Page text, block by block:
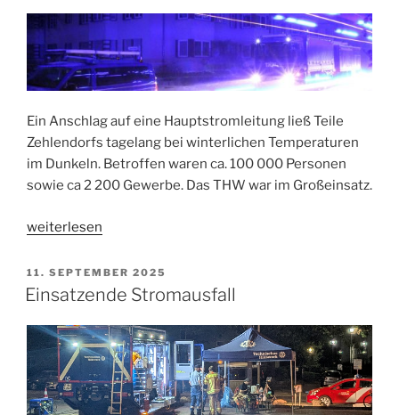
Ein Anschlag auf eine Hauptstromleitung ließ Teile
Zehlendorfs tagelang bei winterlichen Temperaturen
im Dunkeln. Betroffen waren ca. 100 000 Personen
sowie ca 2 200 Gewerbe. Das THW war im Großeinsatz.
„Stromausfall
weiterlesen
VERÖFFENTLICHT
AM
11. SEPTEMBER 2025
Einsatzende Stromausfall